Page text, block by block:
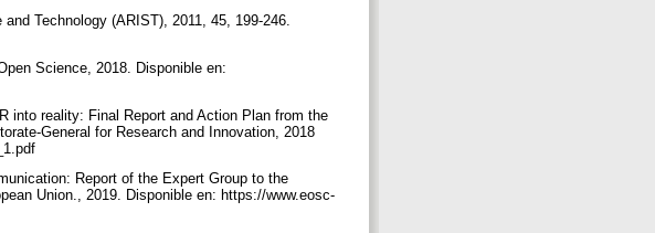
Technology (ARIST), 2011, 45, 199-246.
Science, 2018. Disponible en:
into reality: Final Report and Action Plan from the
General for Research and Innovation, 2018
Report of the Expert Group to the
Union., 2019. Disponible en: https://www.eosc-